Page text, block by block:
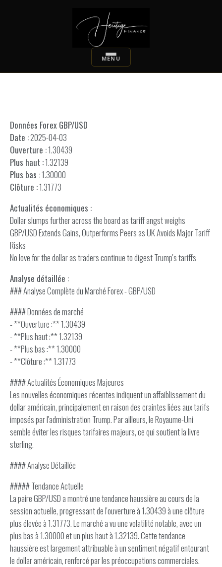
Données Forex GBP/USD
Date :2025-04-03
Ouverture :1.30439
Plus haut :1.32139
Plus bas :1.30000
Clôture :1.31773
Actualités économiques :
Dollar slumps further across the board as tariff angst weighs
GBP/USD Extends Gains, Outperforms Peers as UK Avoids Major Tariff
Risks
No love for the dollar as traders continue to digest Trump's tariffs
Analyse détaillée :
### Analyse Complète du Marché Forex - GBP/USD
#### Données de marché
- **Ouverture :** 1.30439
- **Plus haut :** 1.32139
- **Plus bas :** 1.30000
- **Clôture :** 1.31773
#### Actualités Économiques Majeures
Les nouvelles économiques récentes indiquent un affaiblissement du
dollar américain, principalement en raison des craintes liées aux tarifs
imposés par l'administration Trump. Par ailleurs, le Royaume-Uni
semble éviter les risques tarifaires majeurs, ce qui soutient la livre
sterling.
#### Analyse Détaillée
##### Tendance Actuelle
La paire GBP/USD a montré une tendance haussière au cours de la
session actuelle, progressant de l'ouverture à 1.30439 à une clôture
plus élevée à 1.31773. Le marché a vu une volatilité notable, avec un
plus bas à 1.30000 et un plus haut à 1.32139. Cette tendance
haussière est largement attribuable à un sentiment négatif entourant
le dollar américain, renforcé par les préoccupations commerciales.